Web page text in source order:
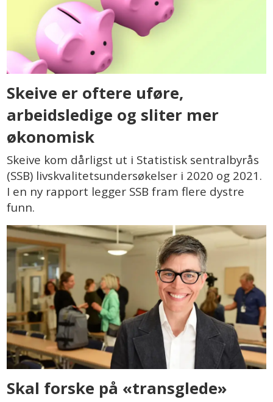
Skeive er oftere uføre,
arbeidsledige og sliter mer
økonomisk
Skeive kom dårligst ut i Statistisk sentralbyrås
(SSB) livskvalitetsundersøkelser i 2020 og 2021.
I en ny rapport legger SSB fram flere dystre
funn.
Skal forske på «transglede»